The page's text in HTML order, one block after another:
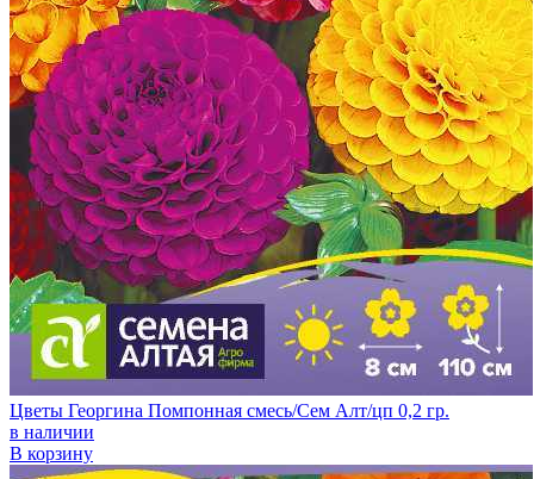
Цветы Георгина Помпонная смесь/Сем Алт/цп 0,2 гр.
в наличии
В корзину